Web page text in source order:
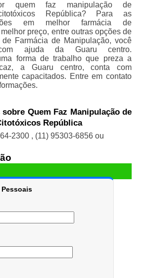
quem faz manipulação de
República? Para as
em melhor farmácia de
preço, entre outras opções de
Farmácia de Manipulação, você
ajuda da Guaru centro.
forma de trabalho que preza a
a Guaru centro, conta com
capacitados. Entre em contato
Quem Faz Manipulação de
República
2300 , (11) 95303-6856 ou